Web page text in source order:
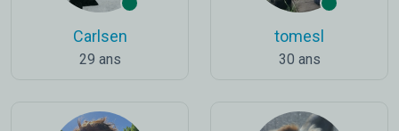
Carlsen
29 ans
tomesl
30 ans